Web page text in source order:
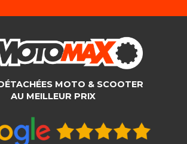
MOTO & SCOOTER
AU MEILLEUR PRIX